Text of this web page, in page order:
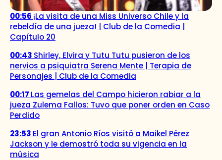
00:56 ¡La visita de una Miss Universo Chile y la
rebeldía de una jueza! | Club de la Comedia |
Capítulo 20
00:43 Shirley, Elvira y Tutu Tutu pusieron de los
nervios a psiquiatra Serena Mente | Terapia de
Personajes | Club de la Comedia
00:17 Las gemelas del Campo hicieron rabiar a la
jueza Zulema Fallos: Tuvo que poner orden en Caso
Perdido
23:53 El gran Antonio Ríos visitó a Maikel Pérez
Jackson y le demostró toda su vigencia en la
música